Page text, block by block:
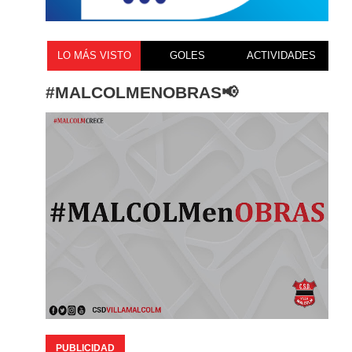
LO MÁS VISTO GOLES ACTIVIDADES
#MALCOLMENOBRAS📢
PUBLICIDAD